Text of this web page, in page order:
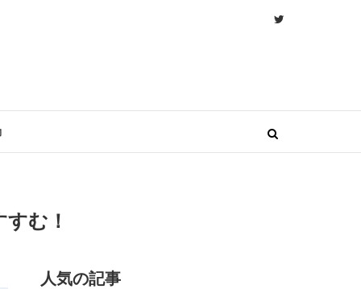
む！
人気の記事